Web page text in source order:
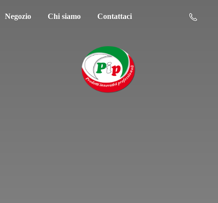
Negozio Chi siamo Contattaci